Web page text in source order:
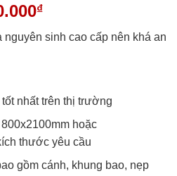
₫Giá
tại
sinh cao cấp nên khá an
nhất trên thị trường
hoặc
thước yêu cầu
gồm cánh, khung bao, nẹp